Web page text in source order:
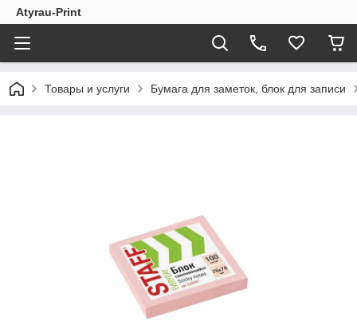
Atyrau-Print
Товары и услуги Бумага для заметок, блок для записи